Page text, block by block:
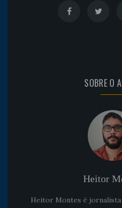
SOBRE O
Heitor
Heitor Montes é jornalista